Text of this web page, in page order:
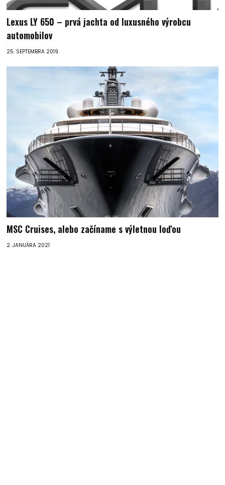
Lexus LY 650 – prvá jachta od luxusného výrobcu
automobilov
25. SEPTEMBRA 2019
MSC Cruises, alebo začíname s výletnou loďou
2. JANUÁRA 2021